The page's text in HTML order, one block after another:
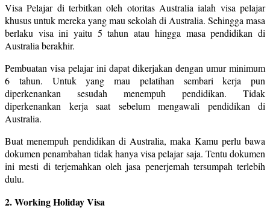
Visa Pelajar di terbitkan oleh otoritas Australia ialah visa pelajar
khusus untuk mereka yang mau sekolah di Australia. Sehingga masa
berlaku visa ini yaitu 5 tahun atau hingga masa pendidikan di
Australia berakhir.
Pembuatan visa pelajar ini dapat dikerjakan dengan umur minimum
6 tahun. Untuk yang mau pelatihan sembari kerja pun
diperkenankan sesudah menempuh pendidikan. Tidak
diperkenankan kerja saat sebelum mengawali pendidikan di
Australia.
Buat menempuh pendidikan di Australia, maka Kamu perlu bawa
dokumen penambahan tidak hanya visa pelajar saja. Tentu dokumen
ini mesti di terjemahkan oleh jasa penerjemah tersumpah terlebih
dulu.
2. Working Holiday Visa